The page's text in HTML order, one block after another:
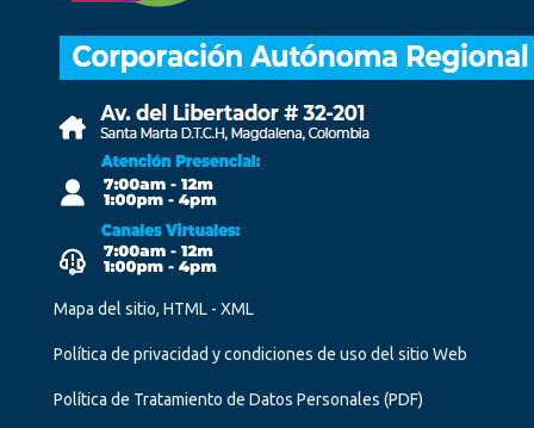
Mapa del sitio, HTML - XML
Política de privacidad y condiciones de uso del sitio Web
Política de Tratamiento de Datos Personales (PDF)